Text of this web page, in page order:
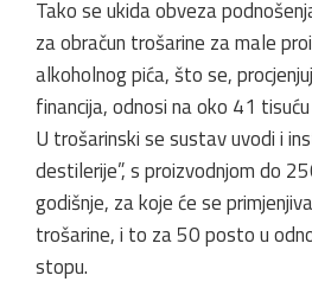
Tako se ukida obveza
za obračun trošarine za male
alkoholnog pića, što se,
financija, odnosi na oko 41
U trošarinski se sustav uvodi i
destilerije”, s proizvodnjom do
godišnje, za koje će se
trošarine, i to za 50 posto u
stopu.